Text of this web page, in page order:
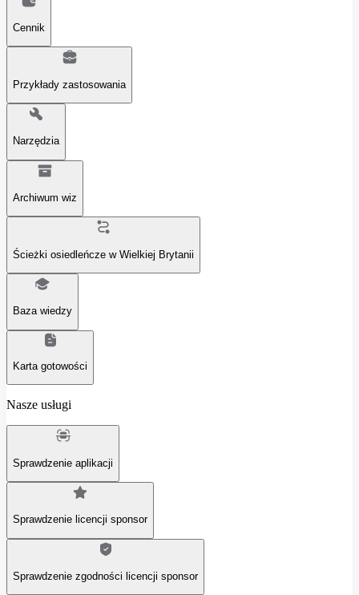
Cennik
Przykłady zastosowania
Narzędzia
Archiwum wiz
Ścieżki osiedleńcze w Wielkiej Brytanii
Baza wiedzy
Karta gotowości
Nasze usługi
Sprawdzenie aplikacji
Sprawdzenie licencji sponsor
Sprawdzenie zgodności licencji sponsor